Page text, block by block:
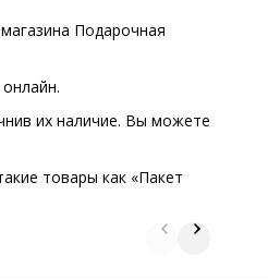
Подарочная
их наличие. Вы можете
товары как «Пакет